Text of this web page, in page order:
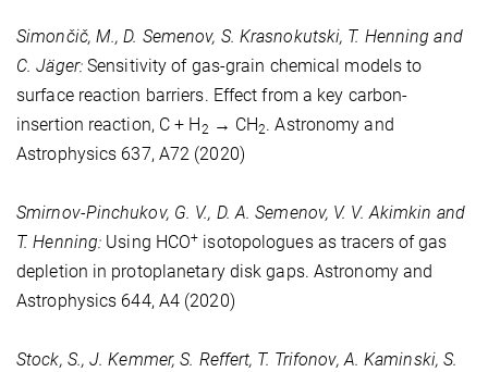
Simončič, M., D. Semenov, S. Krasnokutski, T. Henning and
C. Jäger:Sensitivity of gas-grain chemical models to
surface reaction barriers. Effect from a key carbon-
insertion reaction, C + H 2 → CH2. Astronomy and
Astrophysics 637, A72 (2020)
Smirnov-Pinchukov, G. V., D. A. Semenov, V. V. Akimkin and
T. Henning: Using HCO+ isotopologues as tracers of gas
depletion in protoplanetary disk gaps. Astronomy and
Astrophysics 644, A4 (2020)
Stock, S., J. Kemmer, S. Reffert, T. Trifonov, A. Kaminski, S.